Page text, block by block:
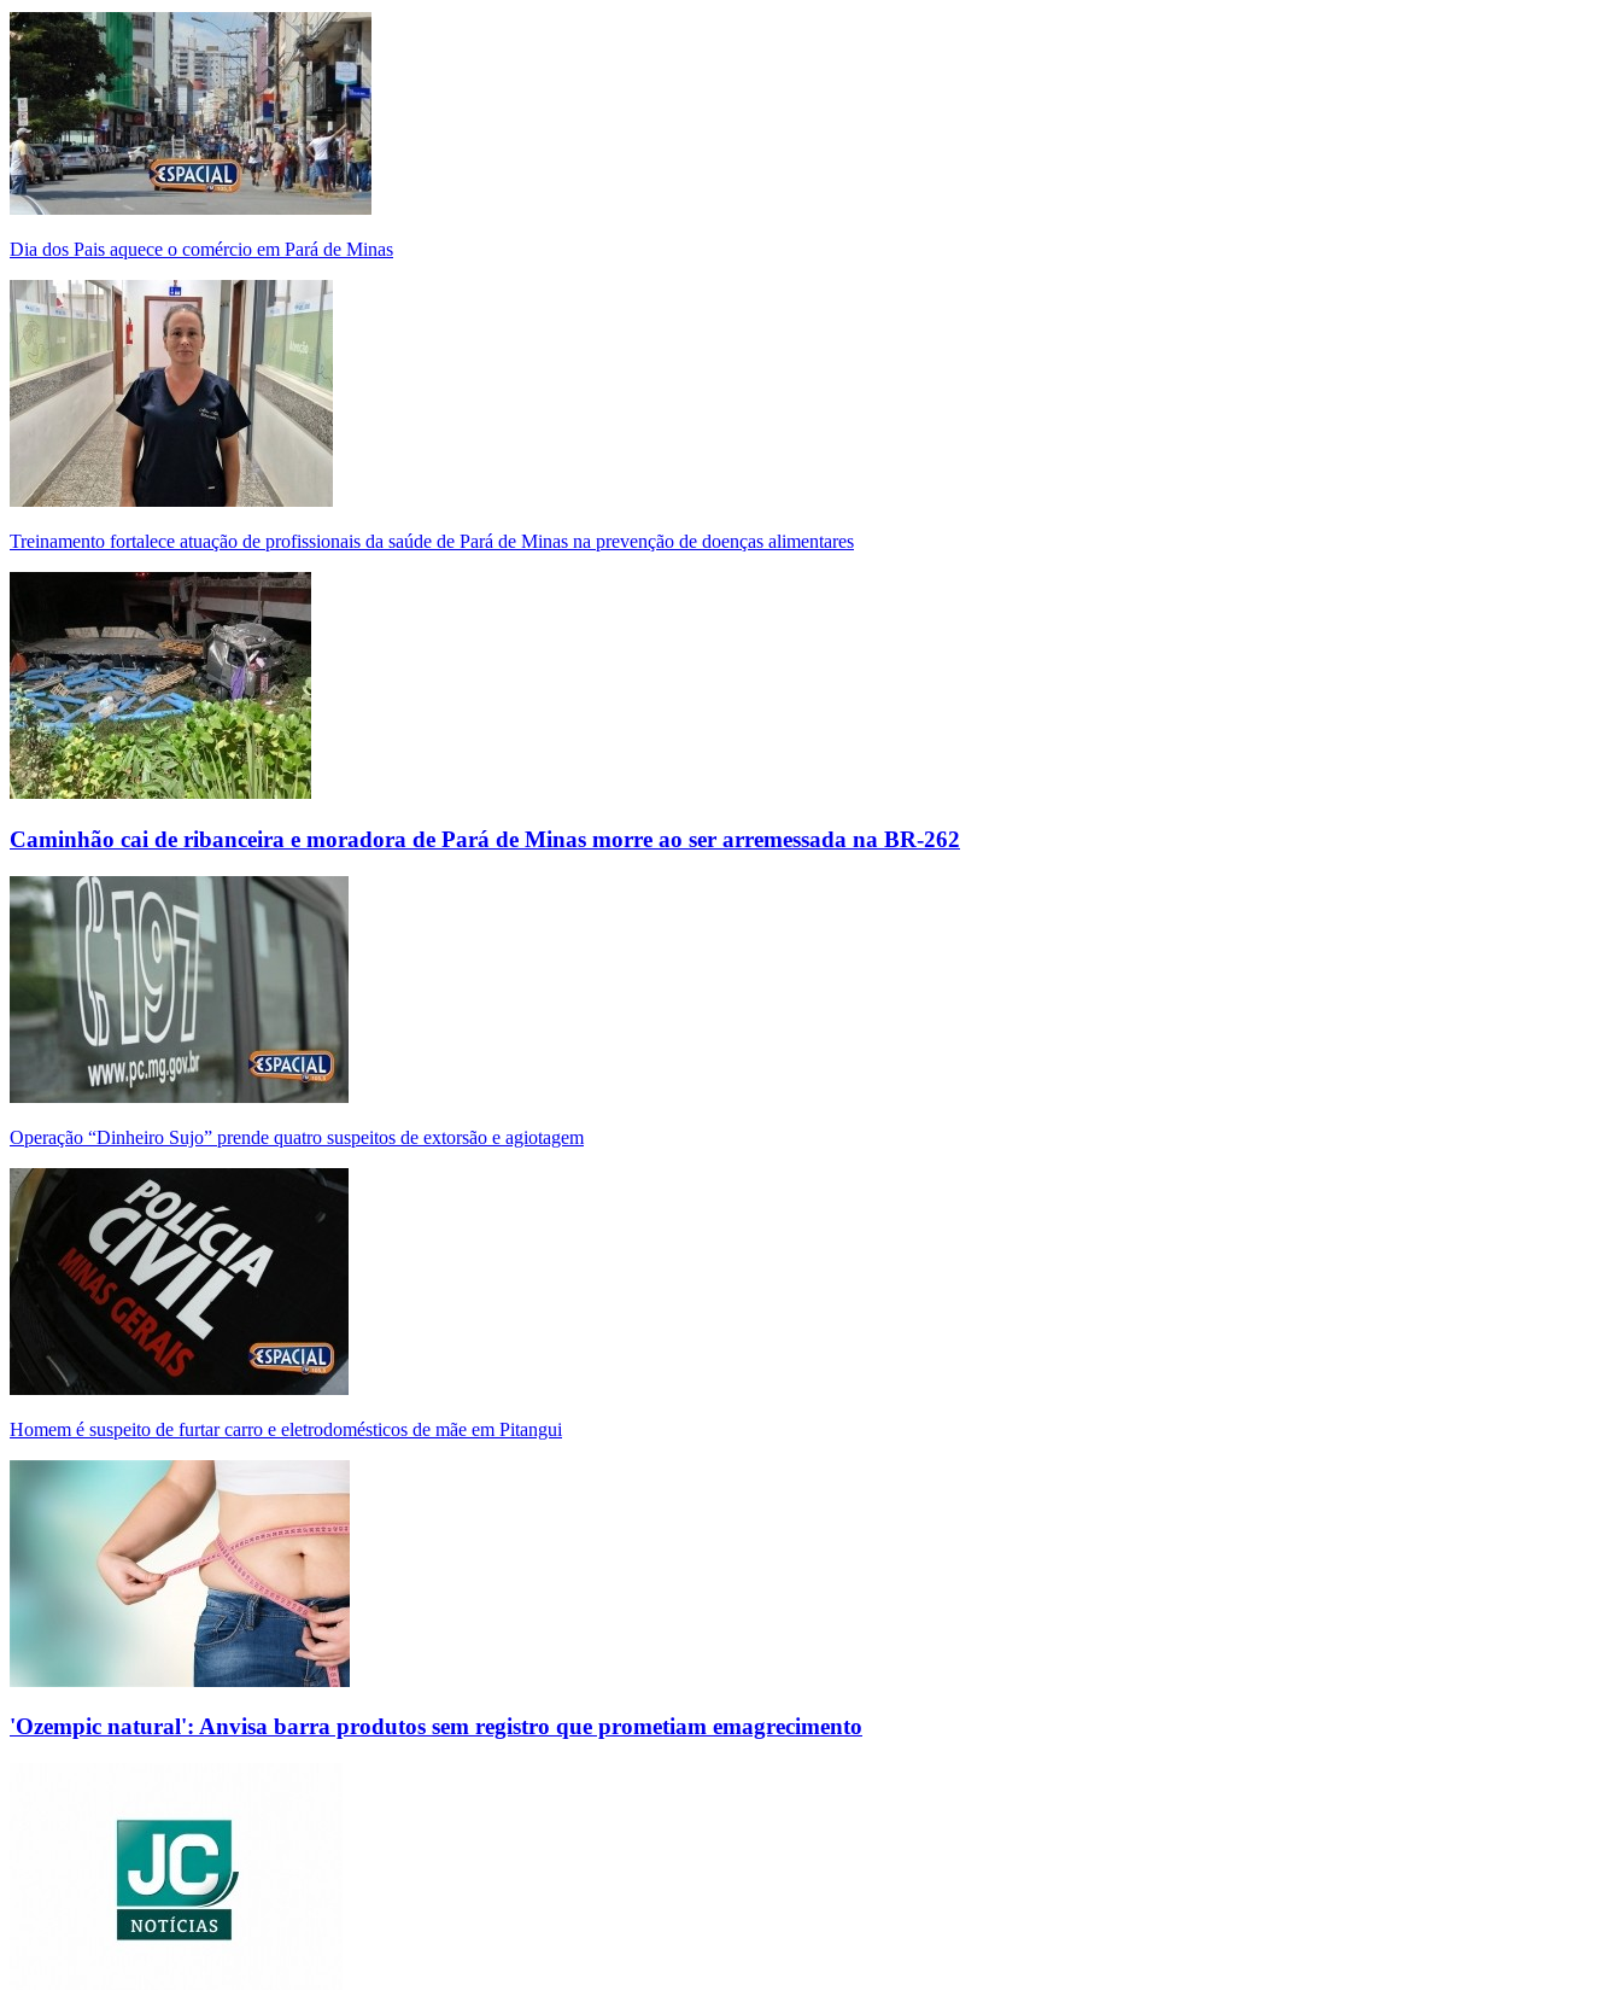
Dia dos Pais aquece o comércio em Pará de Minas
Treinamento fortalece atuação de profissionais da saúde de Pará de Minas na prevenção de doenças alimentares
Caminhão cai de ribanceira e moradora de Pará de Minas morre ao ser arremessada na BR-262
Operação “Dinheiro Sujo” prende quatro suspeitos de extorsão e agiotagem
Homem é suspeito de furtar carro e eletrodomésticos de mãe em Pitangui
'Ozempic natural': Anvisa barra produtos sem registro que prometiam emagrecimento